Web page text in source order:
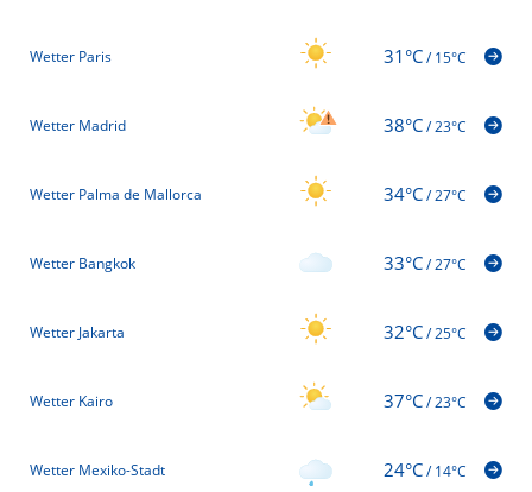
Wetter Paris 31°C/15°C
Wetter Madrid 38°C/23°C
Wetter Palma de Mallorca 34°C/27°C
Wetter Bangkok 33°C/27°C
Wetter Jakarta 32°C/25°C
Wetter Kairo 37°C/23°C
Wetter Mexiko-Stadt 24°C/14°C